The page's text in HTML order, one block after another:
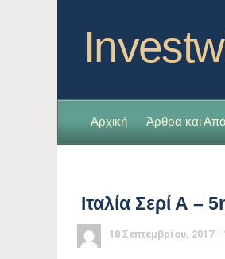
Αρχική Άρθρα και
Ιταλία Σερί Α –
18 Σεπτεμβρίου, 2017 -